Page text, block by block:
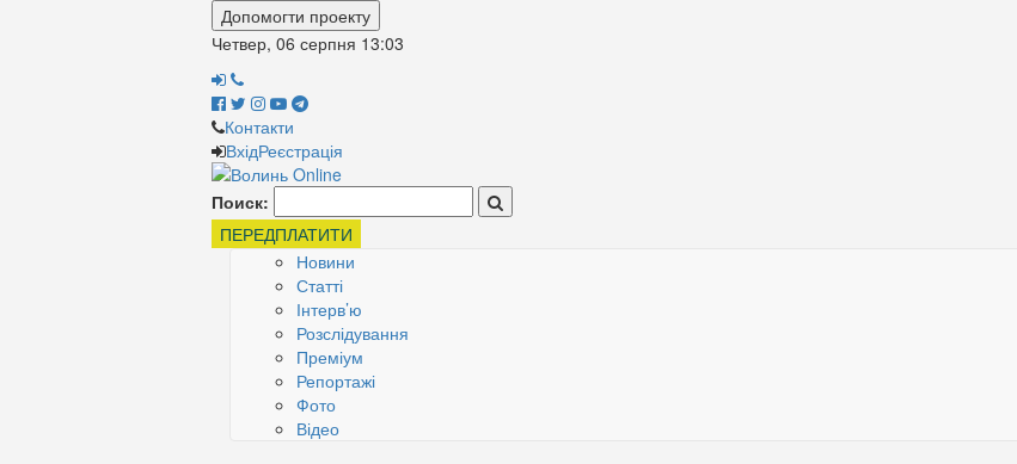
Допомогти проекту
Четвер, 06 серпня 13:03
Контакти
ВхідРеєстрація
Поиск:
ПЕРЕДПЛАТИТИ
Новини
Статті
Інтерв’ю
Розслідування
Преміум
Репортажі
Фото
Відео